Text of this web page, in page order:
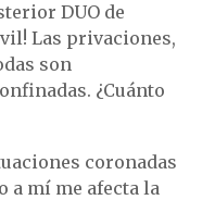
DUO de
Las privaciones,
son
¿Cuánto
coronadas
a mí me afecta la